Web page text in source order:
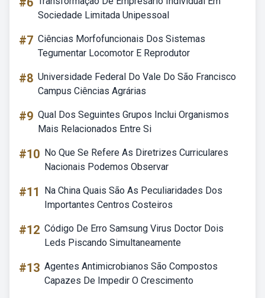
Sociedade Limitada Unipessoal
#7 Ciências Morfofuncionais Dos Sistemas
Tegumentar Locomotor E Reprodutor
#8 Universidade Federal Do Vale Do São Francisco
Campus Ciências Agrárias
#9 Qual Dos Seguintes Grupos Inclui Organismos
Mais Relacionados Entre Si
#10 No Que Se Refere As Diretrizes Curriculares
Nacionais Podemos Observar
#11
Na China Quais São As Peculiaridades Dos
Importantes Centros Costeiros
#12 Código De Erro Samsung Virus Doctor Dois
Leds Piscando Simultaneamente
#13 Agentes Antimicrobianos São Compostos
Capazes De Impedir O Crescimento